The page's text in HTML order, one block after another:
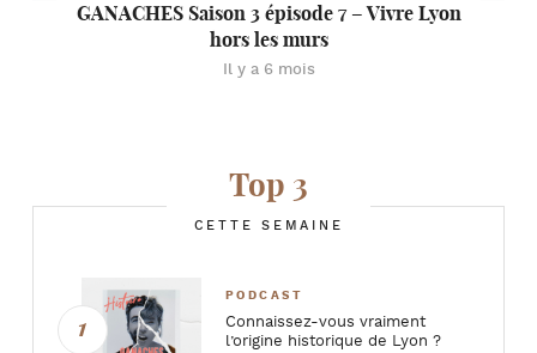
GANACHES Saison 3 épisode 7 – Vivre Lyon
hors les murs
Il y a 6 mois
Top 3
CETTE SEMAINE
PODCAST
Connaissez-vous vraiment
l’origine historique de Lyon ?